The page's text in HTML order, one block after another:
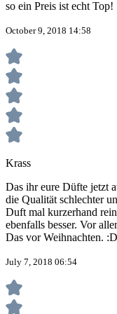
so ein Preis ist echt Top!
October 9, 2018 14:58
Krass
Das ihr eure Düfte jetzt
die Qualität schlechter
Duft mal kurzerhand
ebenfalls besser. Vor
Das vor Weihnachten.
July 7, 2018 06:54